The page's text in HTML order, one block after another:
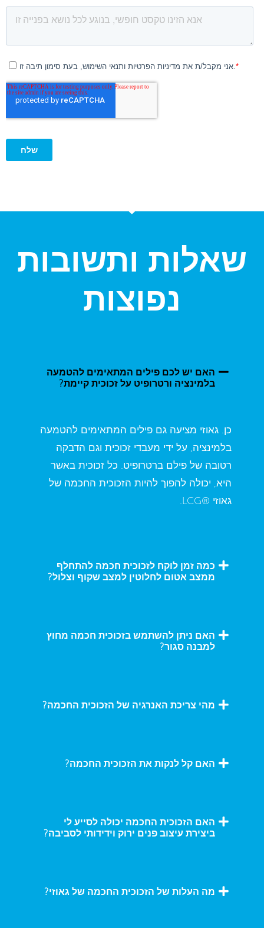
שאלות ותשובות
נפוצות
האם יש לכם פילים המתאימים להטמעה
בלמינציה ורטרופיט על זכוכית קיימת?
כן. גאוזי מציעה גם פילים המתאימים להטמעה
בלמינציה, על ידי מעבדי זכוכית וגם הדבקה
רטובה של פילם ברטרופיט. כל זכוכית באשר
היא, יכולה להפוך להיות הזכוכית החכמה של
גאוזי ®LCG.
כמה זמן לוקח לזכוכית חכמה להתחלף
ממצב אטום לחלוטין למצב שקוף וצלול?
האם ניתן להשתמש בזכוכית חכמה מחוץ
למבנה סגור?
מהי צריכת האנרגיה של הזכוכית החכמה?
האם קל לנקות את הזכוכית החכמה?
האם הזכוכית החכמה יכולה לסייע לי
ביצירת עיצוב פנים ירוק וידידותי לסביבה?
מה העלות של הזכוכית החכמה של גאוזי?